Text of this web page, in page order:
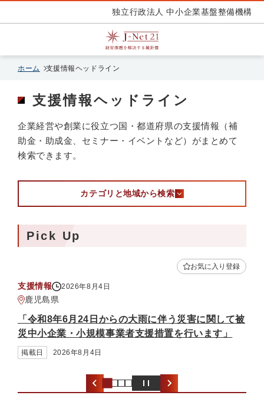
独立行政法人 中小企業基盤整備機構
ホーム 支援情報ヘッドライン
支援情報ヘッドライン
企業経営や創業に役立つ国・都道府県の支援情報（補
助金・助成金、セミナー・イベントなど）がまとめて
検索できます。
カテゴリと地域から検索
Pick Up
て被
補助金・助成金
熊本県
お気に入り登録
「中小企業省力化投資補助金（一般型）（第7回公
募）」
掲載日 2026年8月3日